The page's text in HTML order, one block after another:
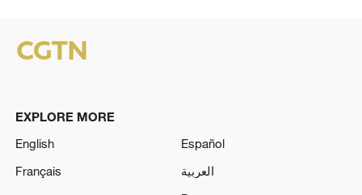
EXPLORE MORE
English
Español
Français
العربية